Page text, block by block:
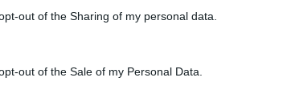
out of the Sharing of my personal data.
out of the Sale of my Personal Data.
A felügyelőbizottság új ügyrendjének
részvény (C sorozat) átalakítása törzsrészvénnyé